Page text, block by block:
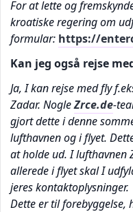
For at lette og
kroatiske regering om
formular: https://
Kan jeg også rejse
Ja, I kan rejse med fly
Zadar. NogleZrce.de-
gjort dette i denne
lufthavnen og i flyet.
at holde ud. I lufthavnen
allerede i flyet skal I
jeres kontaktoplysninger.
Dette er til forebyggelse,